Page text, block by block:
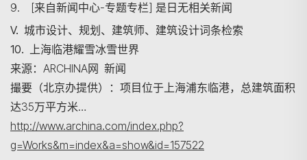
9. [来自新闻中心-专题专栏] 是日无相关新闻
V. 城市设计、规划、建筑师、建筑设计词条检索
10. 上海临港耀雪冰雪世界
来源：ARCHINA网 新闻
撮要（北京办提供）：项目位于上海浦东临港，总建筑面积
达35万平方米…
http://www.archina.com/index.php?
g=Works&m=index&a=show&id=157522